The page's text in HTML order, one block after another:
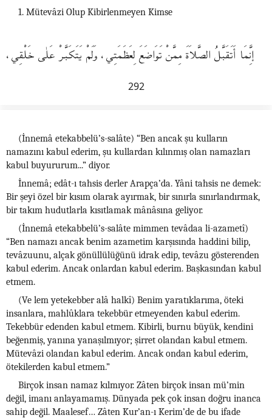
1. Mütevâzi Olup Kibirlenmeyen Kimse
إنَِّمَا أَتَقَبَّلُ الصَّلاَةَ مِمَّنْ تَوَاضَعَ لِعَظَمَتِي، وَلَمْ يَتَكَبَّرْ عَلٰى خَلْقِي،
292
(İnnemâ etekabbelü’s-salâte) “Ben ancak şu kulların
namazını kabul ederim, şu kullardan kılınmış olan namazları
kabul buyururum...” diyor.
İnnemâ; edât-ı tahsis derler Arapça’da. Yâni tahsis ne demek:
Bir şeyi özel bir kısım olarak ayırmak, bir sınırla sınırlandırmak,
bir takım hudutlarla kısıtlamak mânâsına geliyor.
(İnnemâ etekabbelü’s-salâte mimmen tevâdaa li-azametî)
“Ben namazı ancak benim azametim karşısında haddini bilip,
tevâzuunu, alçak gönüllülüğünü idrak edip, tevâzu gösterenden
kabul ederim. Ancak onlardan kabul ederim. Başkasından kabul
etmem.
(Ve lem yetekebber alâ halkî) Benim yaratıklarıma, öteki
insanlara, mahlûklara tekebbür etmeyenden kabul ederim.
Tekebbür edenden kabul etmem. Kibirli, burnu büyük, kendini
beğenmiş, yanına yanaşılmıyor; şirret olandan kabul etmem.
Mütevâzi olandan kabul ederim. Ancak ondan kabul ederim,
ötekilerden kabul etmem.”
Birçok insan namaz kılmıyor. Zâten birçok insan mü’min
değil, imanı anlayamamış. Dünyada pek çok insan doğru inanca
sahip değil. Maalesef… Zâten Kur’an-ı Kerim’de de bu ifade